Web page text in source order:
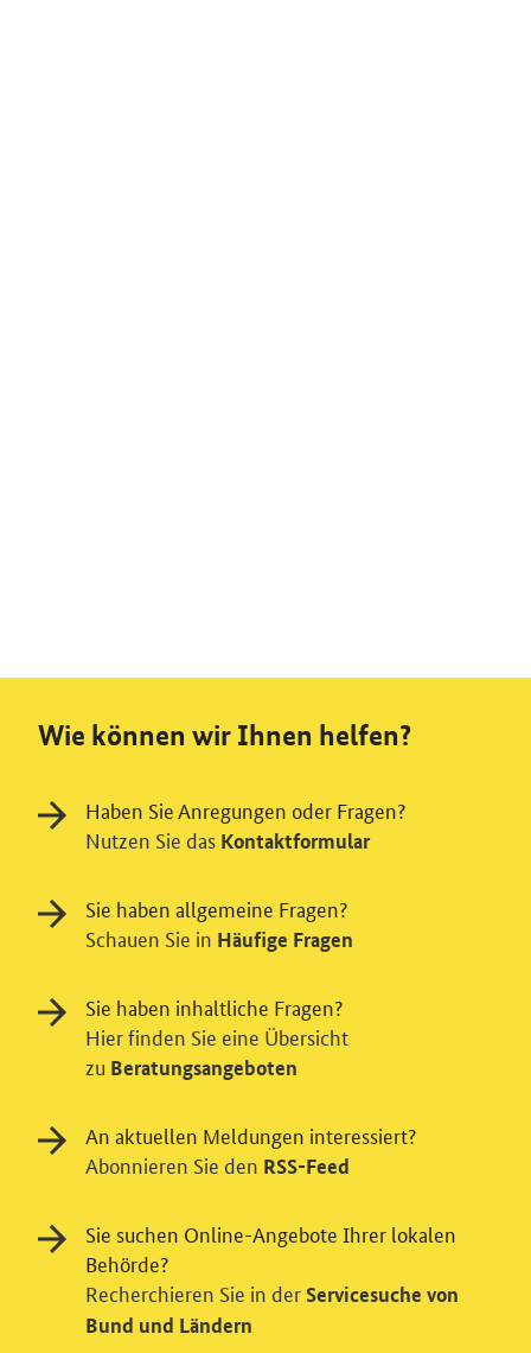
Einwilligung in Tracking und / oder
Videodienst
Wie können wir Ihnen helfen?
Haben Sie Anregungen oder Fragen?
Nutzen Sie das Kontaktformular
Sie haben allgemeine Fragen?
Schauen Sie in Häufige Fragen
Sie haben inhaltliche Fragen?
Hier finden Sie eine Übersicht
zu Beratungsangeboten
An aktuellen Meldungen interessiert?
Abonnieren Sie den RSS-Feed
Sie suchen Online-Angebote Ihrer lokalen
Behörde?
Recherchieren Sie in der Servicesuche von
Bund und Ländern